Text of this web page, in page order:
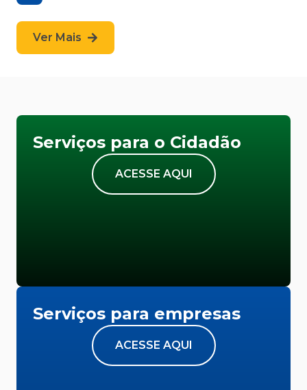
Ver Mais
Serviços para o Cidadão
ACESSE AQUI
Serviços para empresas
ACESSE AQUI